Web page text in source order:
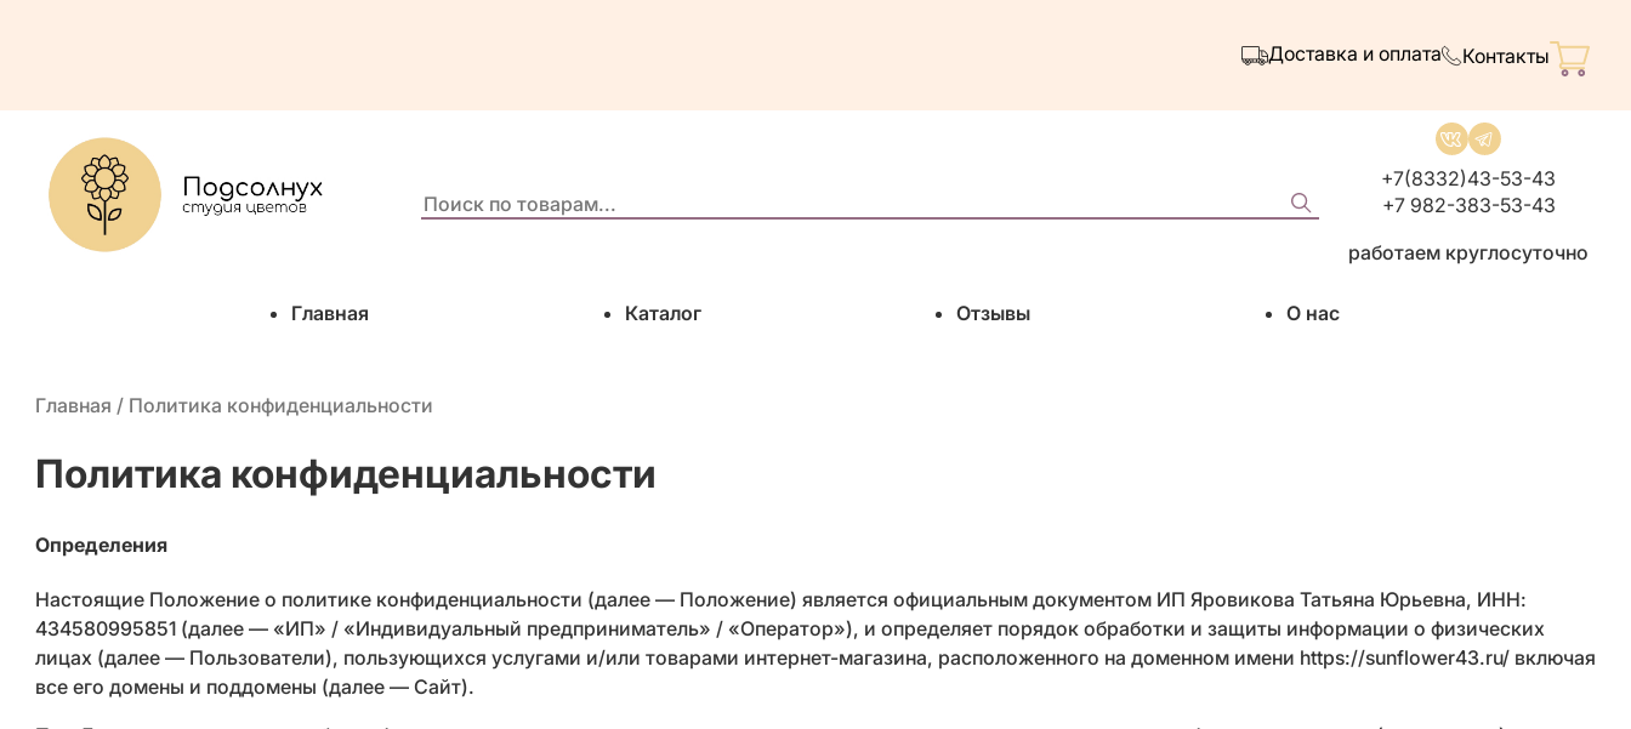
Доставка и оплата Контакты
Поиск
+7(8332)43-53-43
+7 982-383-53-43
работаем круглосуточно
Главная Каталог Отзывы О нас
Главная / Политика конфиденциальности
Политика конфиденциальности
Определения
Настоящие Положение о политике конфиденциальности (далее — Положение) является официальным документом ИП Яровикова Татьяна Юрьевна, ИНН:
434580995851 (далее — «ИП» / «Индивидуальный предприниматель» / «Оператор»), и определяет порядок обработки и защиты информации о физических
лицах (далее — Пользователи), пользующихся услугами и/или товарами интернет-магазина, расположенного на доменном имени https://sunflower43.ru/ включая
все его домены и поддомены (далее — Сайт).